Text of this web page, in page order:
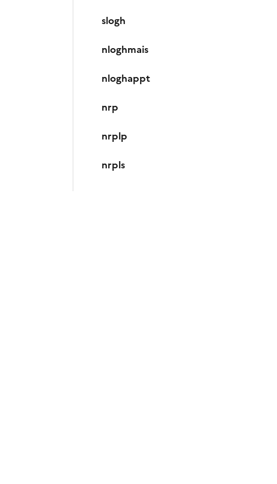
slogh
nloghmais
nloghappt
nrp
nrplp
nrpls